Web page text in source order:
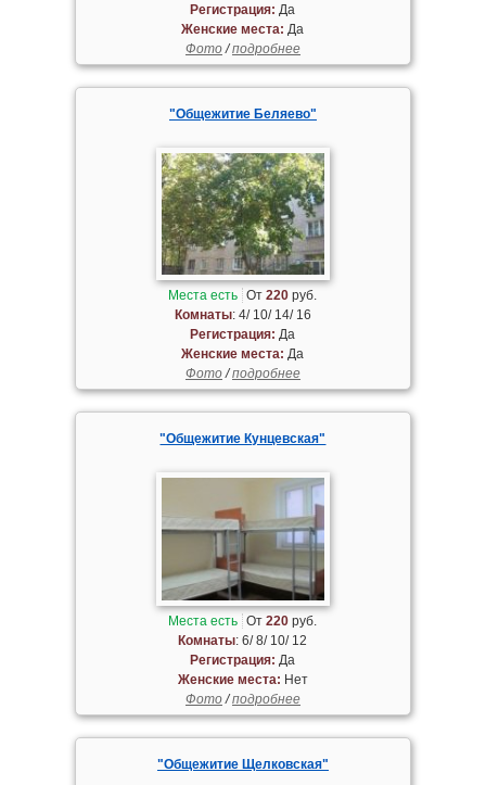
Регистрация: Да
Женские места: Да
Фото/подробнее
"Общежитие Беляево"
Места есть От220 руб.
Комнаты: 4/ 10/ 14/ 16
Регистрация: Да
Женские места: Да
Фото/подробнее
"Общежитие Кунцевская"
Места есть От220 руб.
Комнаты: 6/ 8/ 10/ 12
Регистрация: Да
Женские места: Нет
Фото/подробнее
"Общежитие Щелковская"